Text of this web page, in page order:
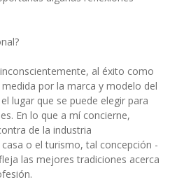
al éxito como
por la marca y modelo del
lugar que se puede elegir para
En lo que a mí concierne,
de la industria
o el turismo, tal concepción -
las mejores tradiciones acerca